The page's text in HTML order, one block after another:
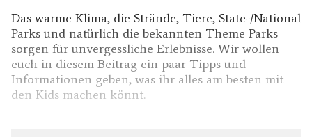
Das warme Klima, die Strände, Tiere, State-/National
Parks und natürlich die bekannten Theme Parks
sorgen für unvergessliche Erlebnisse. Wir wollen
euch in diesem Beitrag ein paar Tipps und
Informationen geben, was ihr alles am besten mit
den Kids machen könnt.